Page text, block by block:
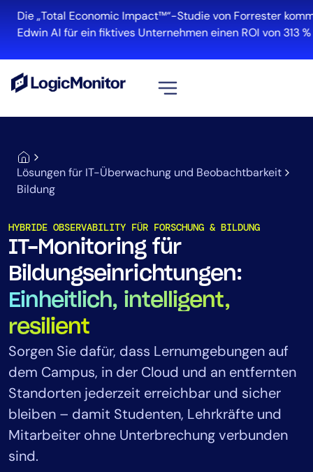
Die „Total Economic Impact™“-Studie von Forrester kommt
Edwin AI für ein fiktives Unternehmen einen ROI von 313 %
Lösungen für IT-Überwachung und Beobachtbarkeit
Bildung
HYBRIDE OBSERVABILITY FÜR FORSCHUNG & BILDUNG
IT-Monitoring für
Bildungseinrichtungen:
Einheitlich, intelligent,
resilient
Sorgen Sie dafür, dass Lernumgebungen auf
dem Campus, in der Cloud und an entfernten
Standorten jederzeit erreichbar und sicher
bleiben – damit Studenten, Lehrkräfte und
Mitarbeiter ohne Unterbrechung verbunden
sind.
Infrastruktur
Edwin AI
Lösung
Automatisierung
Tool-Konsolidierung
MTTR reduzieren
Kostenoptimierung
Branchen